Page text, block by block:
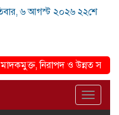
৬ আগস্ট ২০২৬ ২২শে
নিরাপদ ও উন্নত সমাজ গড়ার
Toggle